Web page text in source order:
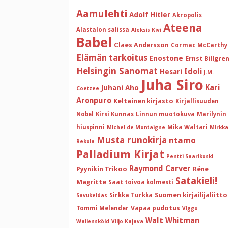
Aamulehti Adolf Hitler Akropolis
Alastalon salissa Aleksis Kivi Ateena
Babel Claes Andersson Cormac McCarthy
Elämän tarkoitus Enostone Ernst Billgren
Helsingin Sanomat Hesari Idoli J.M.
Coetzee Juhani Aho Juha Siro Kari
Aronpuro Keltainen kirjasto Kirjallisuuden
Nobel
Kirsi Kunnas Linnun muotokuva Marilynin
hiuspinni Michel de Montaigne Mika Waltari Mirkka
Rekola Musta runokirja ntamo
Palladium Kirjat Pentti Saarikoski
Pyynikin Trikoo Raymond Carver Réne
Magritte Saat toivoa kolmesti Satakieli!
Savukeidas Sirkka Turkka Suomen kirjailijaliitto
Tommi Melender Vapaa pudotus Viggo
Wallensköld Viljo Kajava Walt Whitman